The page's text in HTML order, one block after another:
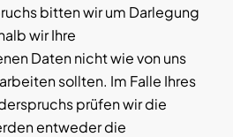
bitten wir um Darlegung
wir Ihre
Daten nicht wie von uns
sollten. Im Falle Ihres
prüfen wir die
entweder die